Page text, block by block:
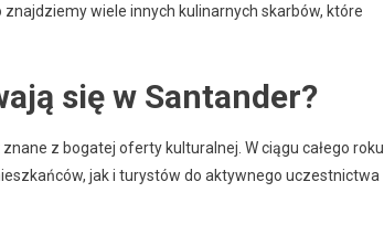
wiele innych kulinarnych skarbów, które
się w Santander?
z bogatej oferty kulturalnej. W ciągu całego roku
jak i turystów do aktywnego uczestnictwa